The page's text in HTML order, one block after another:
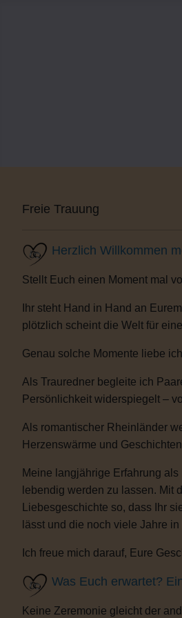
Freie Trauung
Herzlich Willkommen
Stellt Euch einen Moment mal
Ihr steht Hand in Hand an
plötzlich scheint die Welt für
Genau solche Momente liebe
Als Trauredner begleite ich
Persönlichkeit widerspiegelt –
Als romantischer Rheinländer
Herzenswärme und
Meine langjährige Erfahrung
lebendig werden zu lassen. Mit
Liebesgeschichte so, dass Ihr
lässt und die noch viele Jahre
Ich freue mich darauf, Eure
Was Euch erwartet?
Keine Zeremonie gleicht der